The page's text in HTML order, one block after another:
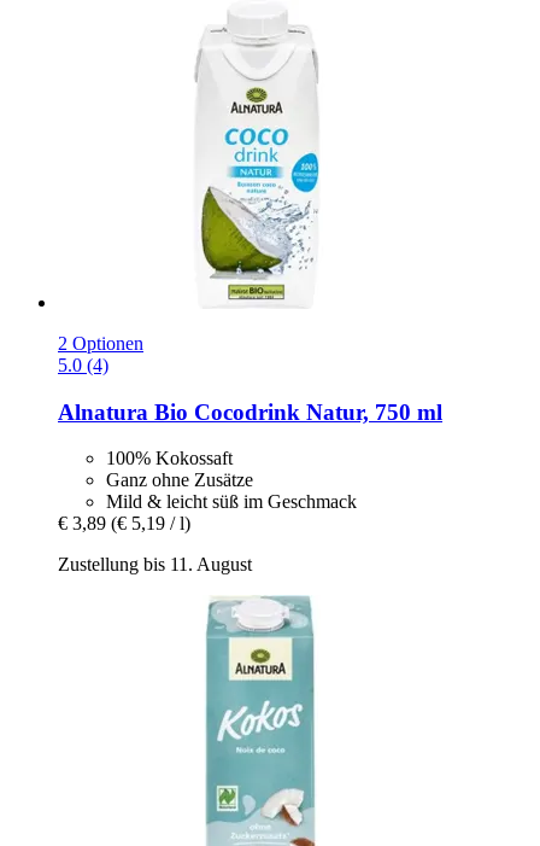
2 Optionen
5.0 (4)
Alnatura Bio Cocodrink Natur, 750 ml
100% Kokossaft
Ganz ohne Zusätze
Mild & leicht süß im Geschmack
€ 3,89 (€ 5,19 / l)
Zustellung bis 11. August